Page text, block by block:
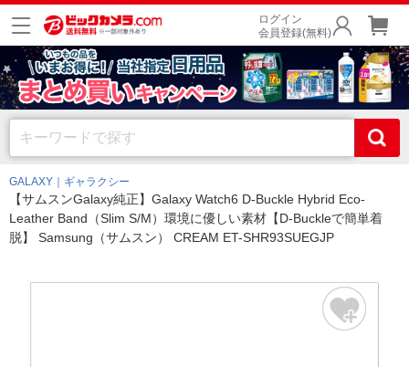
ログイン
会員登録(無料)
GALAXY｜ギャラクシー
【サムスンGalaxy純正】Galaxy Watch6 D-Buckle Hybrid Eco-
Leather Band（Slim S/M）環境に優しい素材【D-Buckleで簡単着
脱】 Samsung（サムスン） CREAM ET-SHR93SUEGJP